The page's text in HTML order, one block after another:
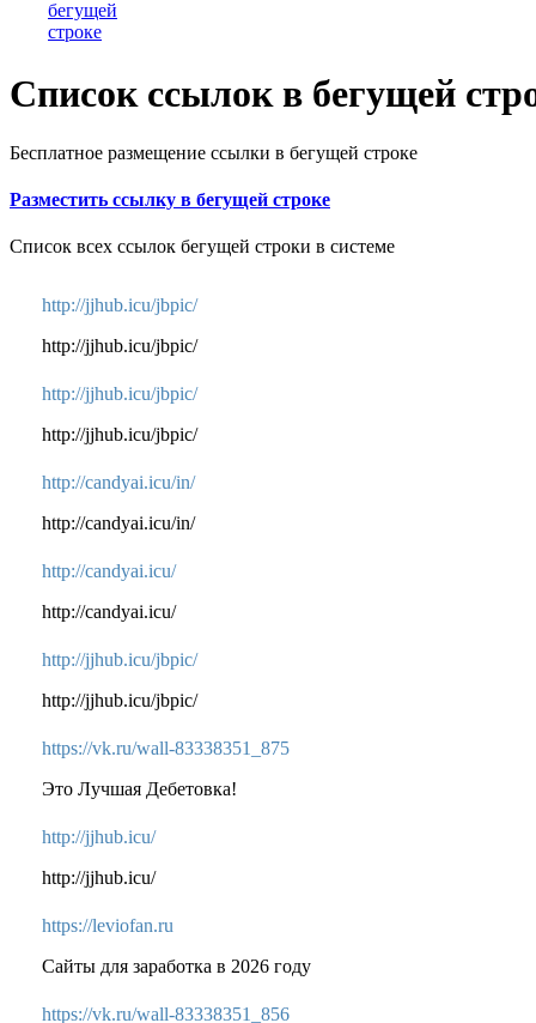
Список ссылок в бегущей
Бесплатное размещение ссылки в бегущей строке
Разместить ссылку в бегущей строке
Список всех ссылок бегущей строки в системе
http://jjhub.icu/jbpic/
http://jjhub.icu/jbpic/
http://jjhub.icu/jbpic/
http://jjhub.icu/jbpic/
http://candyai.icu/in/
http://candyai.icu/in/
http://candyai.icu/
http://candyai.icu/
http://jjhub.icu/jbpic/
http://jjhub.icu/jbpic/
https://vk.ru/wall-83338351_875
Это Лучшая Дебетовка!
http://jjhub.icu/
http://jjhub.icu/
https://leviofan.ru
Сайты для заработка в 2026 году
https://vk.ru/wall-83338351_856